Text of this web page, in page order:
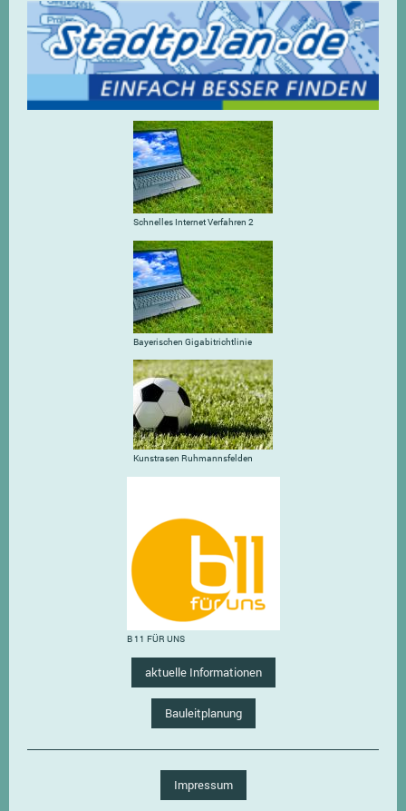
Schnelles Internet Verfahren 2
Bayerischen Gigabitrichtlinie
Kunstrasen Ruhmannsfelden
B 11 FÜR UNS
aktuelle Informationen
Bauleitplanung
Impressum